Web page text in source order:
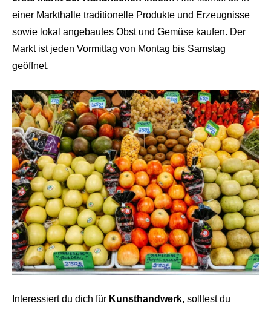
einer Markthalle traditionelle Produkte und Erzeugnisse
sowie lokal angebautes Obst und Gemüse kaufen. Der
Markt ist jeden Vormittag von Montag bis Samstag
geöffnet.
Interessiert du dich für Kunsthandwerk, solltest du